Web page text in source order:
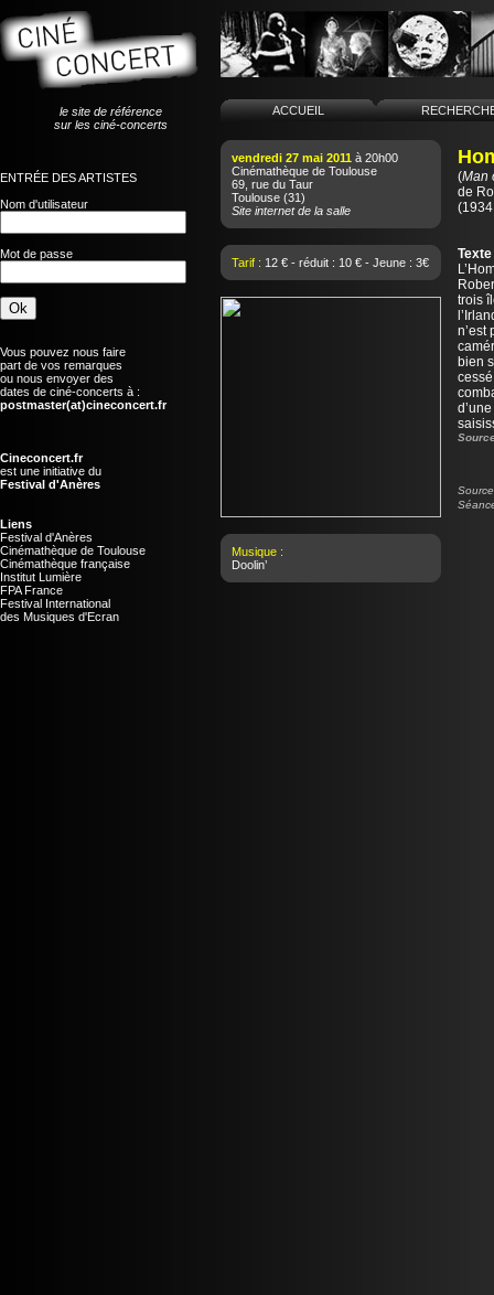
le site de référence
sur les ciné-concerts
ENTRÉE DES ARTISTES
Nom d'utilisateur
Mot de passe
Vous pouvez nous faire
part de vos remarques
ou nous envoyer des
dates de ciné-concerts à :
postmaster(at)cineconcert.fr
Cineconcert.fr
est une initiative du
Festival d'Anères
Liens
Festival d'Anères
Cinémathèque de Toulouse
Cinémathèque française
Institut Lumière
FPA France
Festival International
des Musiques d'Ecran
ACCUEIL
vendredi 27 mai 2011 à 20h00
Cinémathèque de Toulouse
69, rue du Taur
Toulouse (31)
Site internet de la salle
Tarif : 12 € - réduit : 10 € - Jeune : 3€
Musique :
Doolin’
(Man
de
trois
n’est
bien